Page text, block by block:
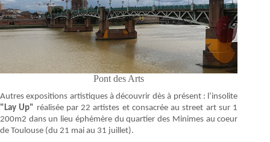
Pont des Arts
Autres expositions artistiques à découvrir dès à présent : l’insolite
"Lay Up" réalisée par 22 artistes et consacrée au street art sur 1
200m2 dans un lieu éphémère du quartier des Minimes au coeur
de Toulouse (du 21 mai au 31 juillet).